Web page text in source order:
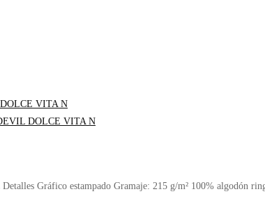
Gráfico estampado Gramaje: 215 g/m² 100% algodón